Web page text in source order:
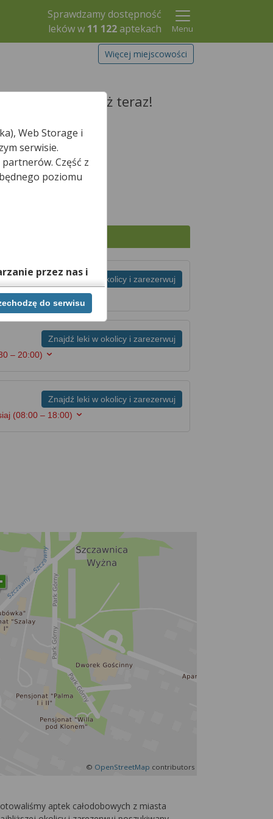
Sprawdzamy dostępność
leków w 11 122aptekach Menu
Więcej miejscowości
go już teraz!
Szukaj leku
Znajdź leki w okolicy i zarezerwuj
Znajdź leki w okolicy i zarezerwuj
– 20:00)
Znajdź leki w okolicy i zarezerwuj
(08:00 – 18:00)
© OpenStreetMap contributors
aptek całodobowych z miasta
Web Storage i
serwisie.
Część z
poziomu
przez nas i
chwili cofnąć,
Jeżeli chcesz
tego dokonać
do serwisu